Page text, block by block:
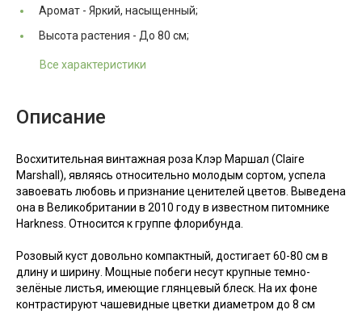
Аромат - Яркий, насыщенный;
Высота растения - До 80 см;
Все характеристики
Описание
Восхитительная винтажная роза Клэр Маршал (Claire
Marshall), являясь относительно молодым сортом, успела
завоевать любовь и признание ценителей цветов. Выведена
она в Великобритании в 2010 году в известном питомнике
Harkness. Относится к группе флорибунда.
Розовый куст довольно компактный, достигает 60-80 см в
длину и ширину. Мощные побеги несут крупные темно-
зелёные листья, имеющие глянцевый блеск. На их фоне
контрастируют чашевидные цветки диаметром до 8 см